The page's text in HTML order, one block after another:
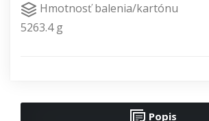
Hmotnosť balenia/kartónu
5263.4 g
Popis